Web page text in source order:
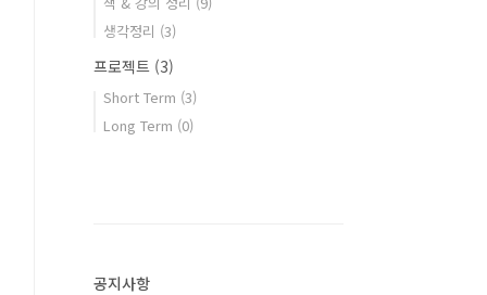
생각정리 (3)
프로젝트 (3)
Short Term (3)
Long Term (0)
공지사항